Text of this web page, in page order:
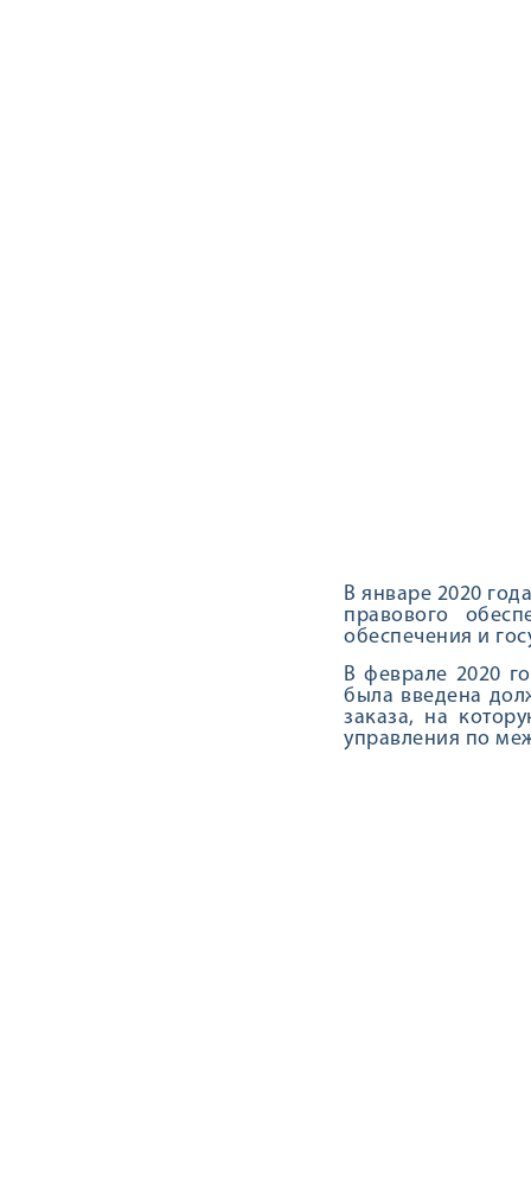
В январе 2020
правового
обеспечения и
В феврале 2020
была введена
заказа, на
управления по